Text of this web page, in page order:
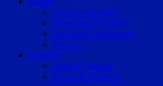
Polizeimeldungen
Fahndung/Vermisste
Aus dem Gerichtssaal
Verkehr
Ratgeber
Auto & Verkehr
Bauen & Wohnen